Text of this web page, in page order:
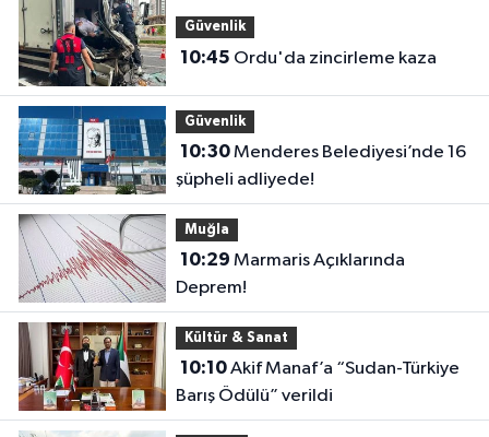
Güvenlik
10:45 Ordu'da zincirleme kaza
Güvenlik
10:30Menderes Belediyesi’nde 16
şüpheli adliyede!
Muğla
10:29
Deprem!
Kültür & Sanat
10:10Akif Manaf’a “Sudan-Türkiye
Barış Ödülü” verildi